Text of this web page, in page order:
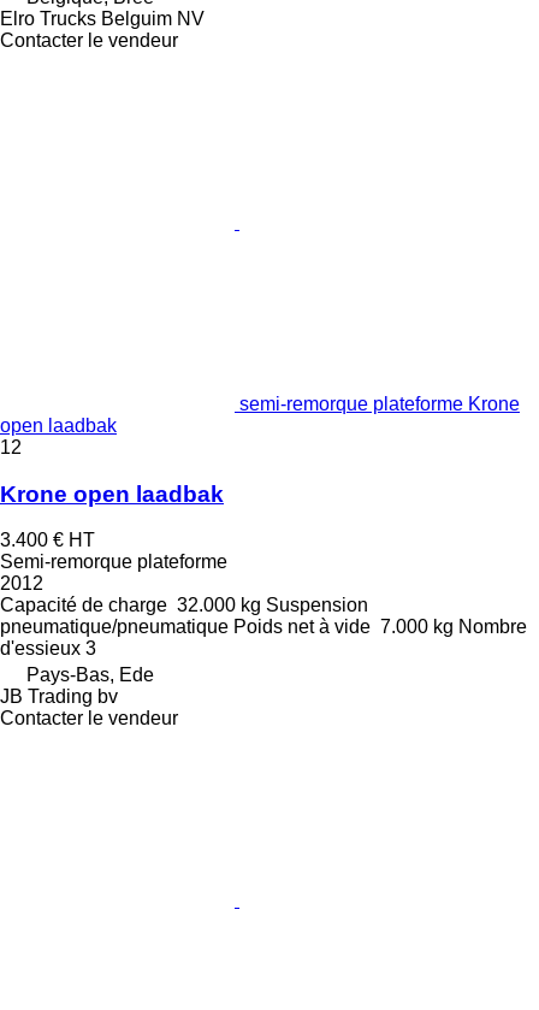
Elro Trucks Belguim NV
Contacter le vendeur
semi-remorque plateforme Krone
open laadbak
12
Krone open laadbak
3.400 € HT
Semi-remorque plateforme
2012
Capacité de charge 32.000 kg Suspension
pneumatique/pneumatique Poids net à vide 7.000 kg Nombre
d'essieux 3
Pays-Bas, Ede
JB Trading bv
Contacter le vendeur